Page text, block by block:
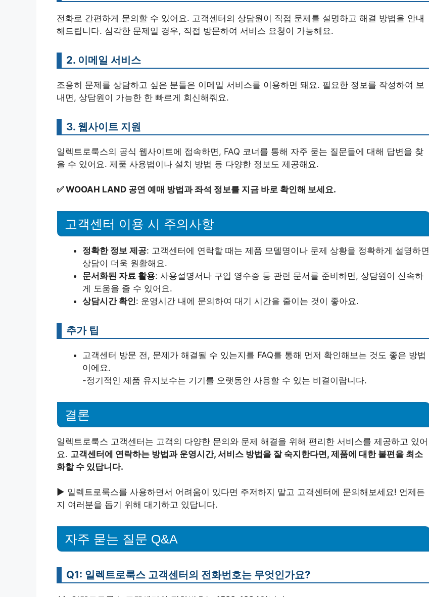
전화로 간편하게 문의할 수 있어요. 고객센터의 상담원이 직접 문제를 설명하고 해결 방법을 안내
해드립니다. 심각한 문제일 경우, 직접 방문하여 서비스 요청이 가능해요.
2. 이메일 서비스
조용히 문제를 상담하고 싶은 분들은 이메일 서비스를 이용하면 돼요. 필요한 정보를 작성하여 보
내면, 상담원이 가능한 한 빠르게 회신해줘요.
3. 웹사이트 지원
일렉트로룩스의 공식 웹사이트에 접속하면, FAQ 코너를 통해 자주 묻는 질문들에 대해 답변을 찾
을 수 있어요. 제품 사용법이나 설치 방법 등 다양한 정보도 제공해요.
✅WOOAH LAND 공연 예매 방법과 좌석 정보를 지금 바로 확인해 보세요.
고객센터 이용 시 주의사항
정확한 정보 제공: 고객센터에 연락할 때는 제품 모델명이나 문제 상황을 정확하게 설명하면
상담이 더욱 원활해요.
문서화된 자료 활용: 사용설명서나 구입 영수증 등 관련 문서를 준비하면, 상담원이 신속하
게 도움을 줄 수 있어요.
상담시간 확인: 운영시간 내에 문의하여 대기 시간을 줄이는 것이 좋아요.
추가 팁
고객센터 방문 전, 문제가 해결될 수 있는지를 FAQ를 통해 먼저 확인해보는 것도 좋은 방법
이에요.
-정기적인 제품 유지보수는 기기를 오랫동안 사용할 수 있는 비결이랍니다.
결론
일렉트로룩스 고객센터는 고객의 다양한 문의와 문제 해결을 위해 편리한 서비스를 제공하고 있어
요. 고객센터에 연락하는 방법과 운영시간, 서비스 방법을 잘 숙지한다면, 제품에 대한 불편을 최소
화할 수 있답니다.
▶ 일렉트로룩스를 사용하면서 어려움이 있다면 주저하지 말고 고객센터에 문의해보세요! 언제든
지 여러분을 돕기 위해 대기하고 있답니다.
자주 묻는 질문 Q&A
Q1: 일렉트로룩스 고객센터의 전화번호는 무엇인가요?